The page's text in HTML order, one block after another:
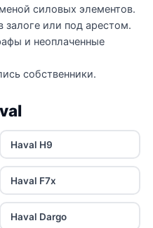
силовых элементов.
залоге или под арестом.
и неоплаченные
собственники.
Haval H9
Haval F7x
Haval Dargo